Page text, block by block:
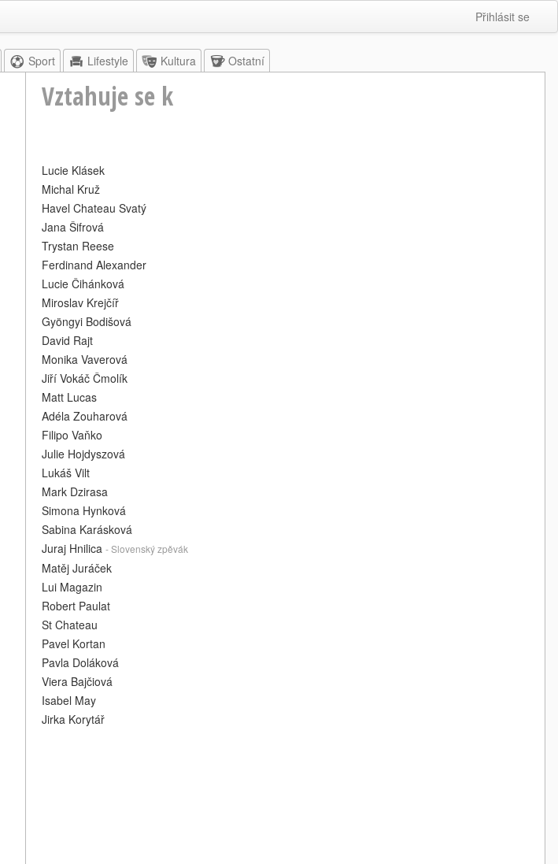
Přihlásit se
Sport Lifestyle Kultura Ostatní
Vztahuje se k
Lucie Klásek
Michal Kruž
Havel Chateau Svatý
Jana Šifrová
Trystan Reese
Ferdinand Alexander
Lucie Čihánková
Miroslav Krejčíř
Gyöngyi Bodišová
David Rajt
Monika Vaverová
Jiří Vokáč Čmolík
Matt Lucas
Adéla Zouharová
Filipo Vaňko
Julie Hojdyszová
Lukáš Vilt
Mark Dzirasa
Simona Hynková
Sabina Karásková
Juraj Hnilica - Slovenský zpěvák
Matěj Juráček
Lui Magazin
Robert Paulat
St Chateau
Pavel Kortan
Pavla Doláková
Viera Bajčiová
Isabel May
Jirka Korytář